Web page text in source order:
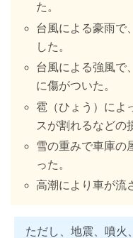
た。
台風による豪雨で
した。
台風による強風で
に傷がついた。
雹（ひょう）によ
スが割れるなどの
雪の重みで車庫の
った。
高潮により車が流
ただし、地震、噴火